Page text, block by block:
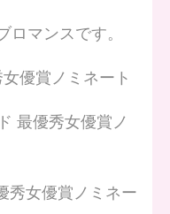
マンスです。
優賞ノミネート
最優秀女優賞ノ
秀女優賞ノミネー